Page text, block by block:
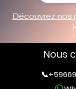
Découvrez nos
Nous